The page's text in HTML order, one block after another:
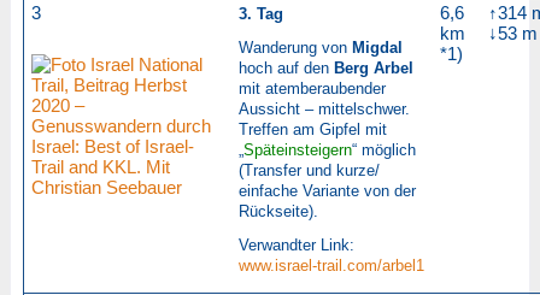
3
3. Tag
Wanderung von Migdal
hoch auf den Berg Arbel
mit atemberaubender
Aussicht – mittelschwer.
Treffen am Gipfel mit
„Späteinsteigern“ möglich
(Transfer und kurze/
einfache Variante von der
Rückseite).
Verwandter Link:
www.israel-trail.com/arbel1
6,6
km
*1)
↑314
↓53 m